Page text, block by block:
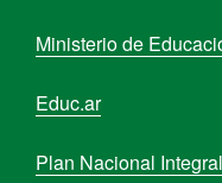
Ministerio de
Educ.ar
Plan Nacional